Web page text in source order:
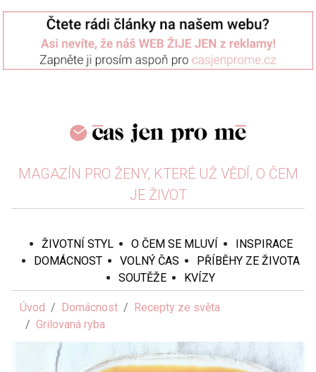
MAGAZÍN PRO ŽENY, KTERÉ UŽ VĚDÍ, O ČEM
JE ŽIVOT
ŽIVOTNÍ STYL O ČEM SE MLUVÍ
INSPIRACE
DOMÁCNOST
VOLNÝ ČAS
PŘÍBĚHY ZE ŽIVOTA
SOUTĚŽE
KVÍZY
Úvod Domácnost
Recepty ze světa
Grilovaná ryba